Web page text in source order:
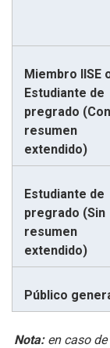
Miembro IISE
Estudiante de
pregrado (Con
resumen
extendido)
Estudiante de
pregrado (Sin
resumen
extendido)
Público
Nota: en caso